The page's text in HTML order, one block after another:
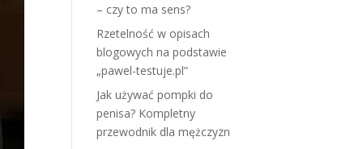
– czy to ma sens?
Rzetelność w opisach
blogowych na podstawie
„pawel-testuje.pl”
Jak używać pompki do
penisa? Kompletny
przewodnik dla mężczyzn